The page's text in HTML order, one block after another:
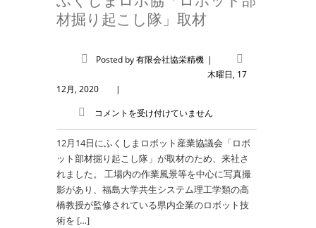
材掘り起こし隊」取材
Posted by有限会社協栄精機 |
木曜日, 17
12月, 2020
|
コメントを受け付けていません
12月14日にふくしまロボット産業協議会「ロボ
ット部材掘り起こし隊」が取材のため、来社さ
れました。 工場内の作業風景等を中心に写真撮
影があり、福島大学共生システム理工学類の高
橋教授が監修されている県内企業のロボット技
術を […]